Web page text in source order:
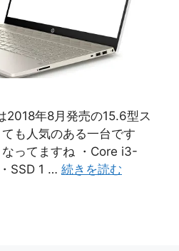
年8月発売の15.6型ス
も人気のある一台です
ってますね ・Core i3-
SSD 1 … 続きを読む